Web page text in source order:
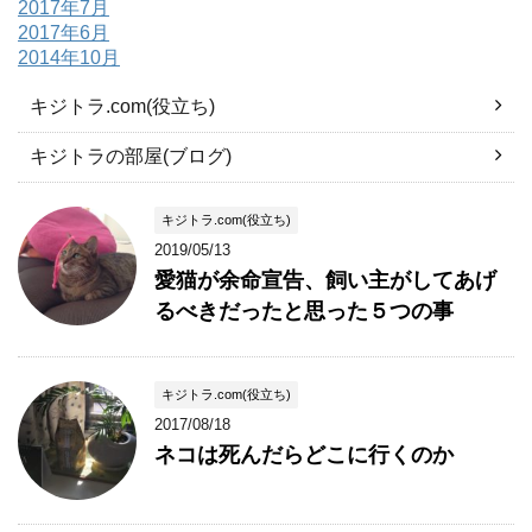
2017年7月
2017年6月
2014年10月
キジトラ.com(役立ち)
キジトラの部屋(ブログ)
キジトラ.com(役立ち)
2019/05/13
愛猫が余命宣告、飼い主がしてあげ
るべきだったと思った５つの事
キジトラ.com(役立ち)
2017/08/18
ネコは死んだらどこに行くのか